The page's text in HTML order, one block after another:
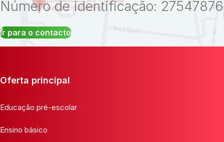
Número de identificação: 27547876
Ir para o contacto
Oferta principal
Educação pré-escolar
Ensino básico